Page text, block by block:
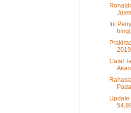
Ini
Catat
Update